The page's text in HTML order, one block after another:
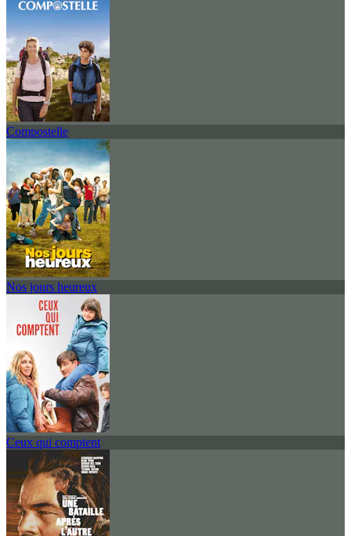
Compostelle
Nos jours heureux
Ceux qui comptent